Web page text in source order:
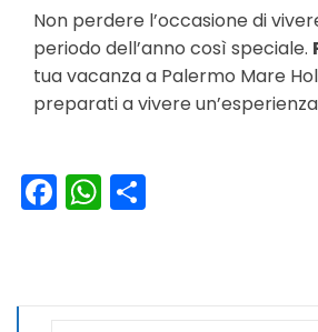
Non perdere l’occasione di
periodo dell’anno così speciale.
tua vacanza a Palermo Mare
preparati a vivere
Facebook
WhatsApp